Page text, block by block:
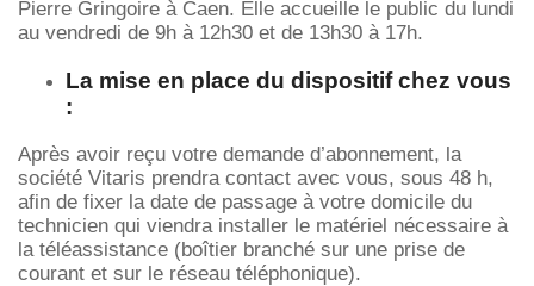
Pierre Gringoire à Caen. Elle accueille le public du lundi
au vendredi de 9h à 12h30 et de 13h30 à 17h.
La mise en place du dispositif chez vous
:
Après avoir reçu votre demande d’abonnement, la
société Vitaris prendra contact avec vous, sous 48 h,
afin de fixer la date de passage à votre domicile du
technicien qui viendra installer le matériel nécessaire à
la téléassistance (boîtier branché sur une prise de
courant et sur le réseau téléphonique).